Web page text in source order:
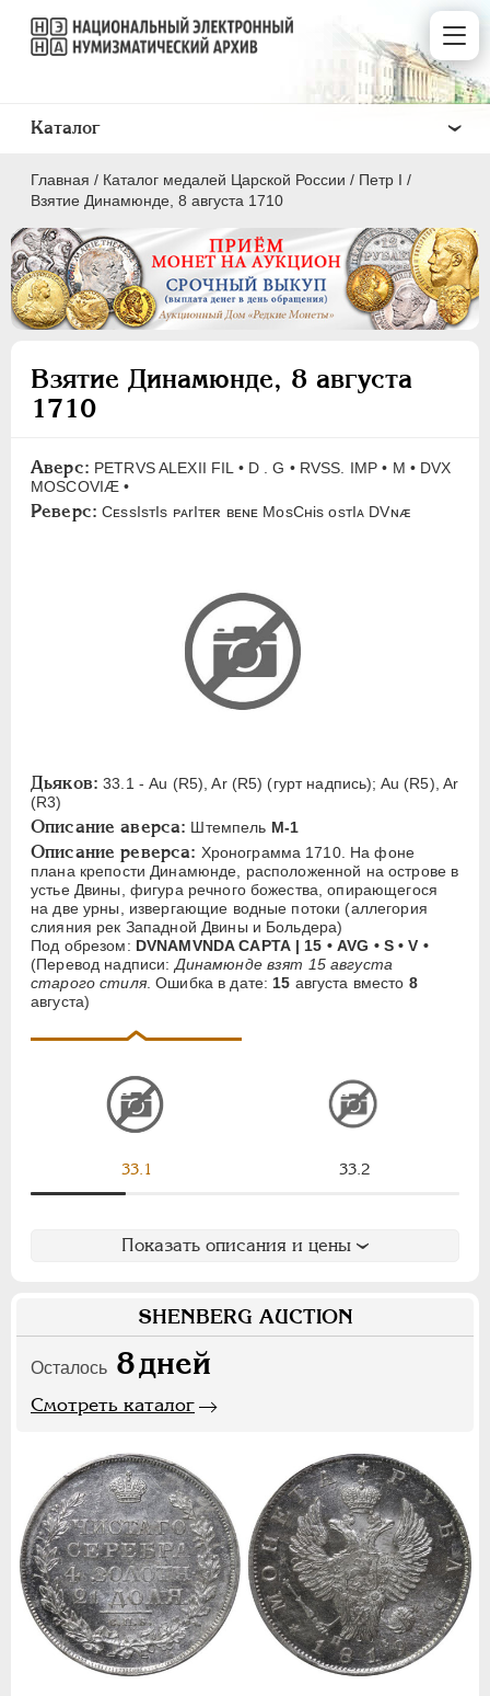
Главная / Каталог медалей Царской России / Пeтр I /
Взятие Динамюнде, 8 августа 1710
Взятие Динамюнде, 8 августа
1710
Аверс: PETRVS ALEXII FIL • D . G • RVSS. IMP • М • DVX
MOSCOVIÆ •
Реверс: CᴇssIsᴛIs ᴘᴀrIᴛᴇʀ вᴇɴᴇ MosCнis osᴛIᴀ DVɴᴁ
Дьяков: 33.1 - Au (R5), Ar (R5) (гурт надпись); Au (R5), Ar
(R3)
Описание аверса: Штемпель М-1
Описание реверса: Хронограмма 1710. На фоне
плана крепости Динамюнде, расположенной на острове в
устье Двины, фигура речного божества, опирающегося
на две урны, извергающие водные потоки (аллегория
слияния рек Западной Двины и Больдера)
Под обрезом: DVNAMVNDA САРТА | 15 • AVG • S • V •
(Перевод надписи: Динамюнде взят 15 августа
старого стиля. Ошибка в дате: 15 августа вместо 8
августа)
33.1 33.2
Показать описания и цены
SHENBERG AUCTION
Осталось 8дней
Смотреть каталог
Каталог
ВСЕ
Латинская надпись
M
N O P Q R S T
V
W
Е З
Я
1725-1727
ИОАНН АНТОНОВИЧ
1740-1741
ЕЛИЗАВЕТА
ПЕТР III
1762-1762
ЕКАТЕРИНА II 1762-1796
ПАВЕЛ I 1796-1801
АЛЕКСАНДР I 1801-1825
НИКОЛАЙ I 1826-1855
АЛЕКСАНДР II 1855-1881
АЛЕКСАНДР III
СЕРИИ МЕДАЛЕЙ